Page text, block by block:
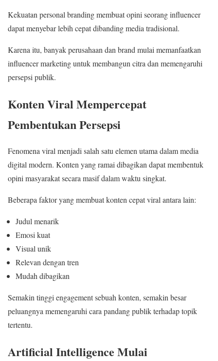
Kekuatan personal branding membuat opini seorang influencer
dapat menyebar lebih cepat dibanding media tradisional.
Karena itu, banyak perusahaan dan brand mulai memanfaatkan
influencer marketing untuk membangun citra dan memengaruhi
persepsi publik.
Konten Viral Mempercepat
Pembentukan Persepsi
Fenomena viral menjadi salah satu elemen utama dalam media
digital modern. Konten yang ramai dibagikan dapat membentuk
opini masyarakat secara masif dalam waktu singkat.
Beberapa faktor yang membuat konten cepat viral antara lain:
Judul menarik
Emosi kuat
Visual unik
Relevan dengan tren
Mudah dibagikan
Semakin tinggi engagement sebuah konten, semakin besar
peluangnya memengaruhi cara pandang publik terhadap topik
tertentu.
Artificial Intelligence Mulai